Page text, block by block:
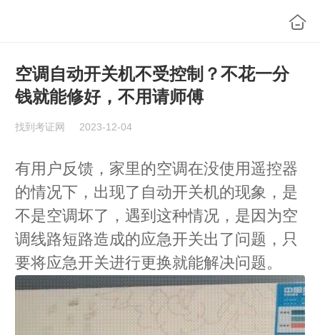
空调自动开关机不受控制？不花一分
钱就能修好，不用请师傅
找到考证网 2023-12-04
有用户反馈，家里的空调在没使用遥控器
的情况下，出现了自动开关机的现象，是
不是空调坏了，遇到这种情况，是因为空
调线路短路造成的应急开关出了问题，只
要将应急开关进行更换就能解决问题。